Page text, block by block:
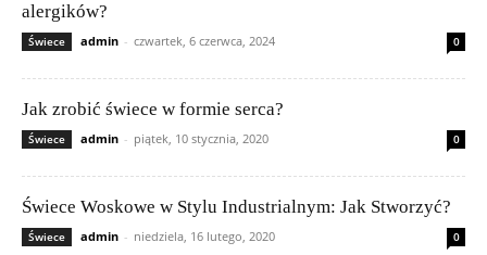
alergików?
Świece admin - czwartek, 6 czerwca, 2024 0
Jak zrobić świece w formie serca?
Świece admin - piątek, 10 stycznia, 2020 0
Świece Woskowe w Stylu Industrialnym: Jak Stworzyć?
Świece admin - niedziela, 16 lutego, 2020 0